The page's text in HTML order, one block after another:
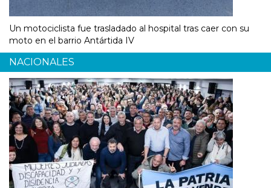
Un motociclista fue trasladado al hospital tras caer con su
moto en el barrio Antártida IV
NACIONALES